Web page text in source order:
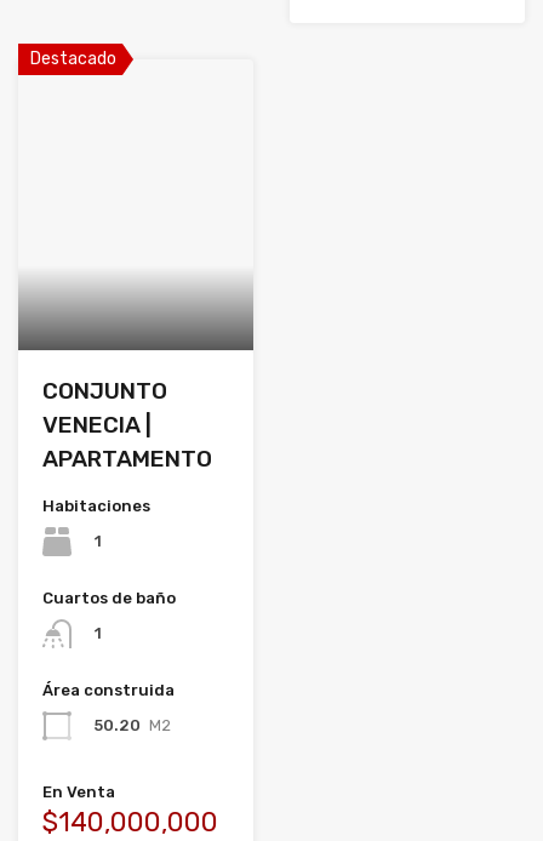
Destacado
CONJUNTO
VENECIA |
APARTAMENTO
Habitaciones
1
Cuartos de baño
1
Área construida
50.20 M2
En Venta
$140,000,000